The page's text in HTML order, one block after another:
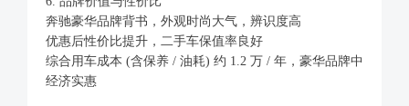
奔驰豪华品牌背书，外观时尚大气，辨识度高
优惠后性价比提升，二手车保值率良好
综合用车成本 (含保养 / 油耗) 约 1.2 万 / 年，豪华品牌中
经济实惠